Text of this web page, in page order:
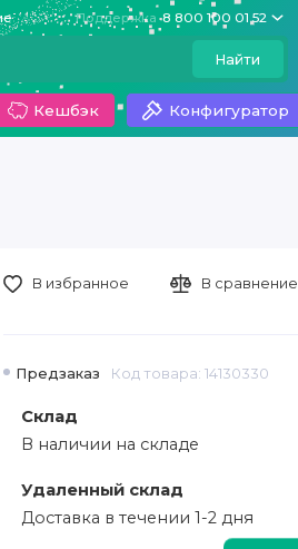
Поддержка 8 800 100 01 52
Найти
Кешбэк Конфигуратор
Предзаказ Код товара: 14130330
Склад
В наличии на складе
Удаленный склад
Доставка в течении 1-2 дня
В избранное В сравнение